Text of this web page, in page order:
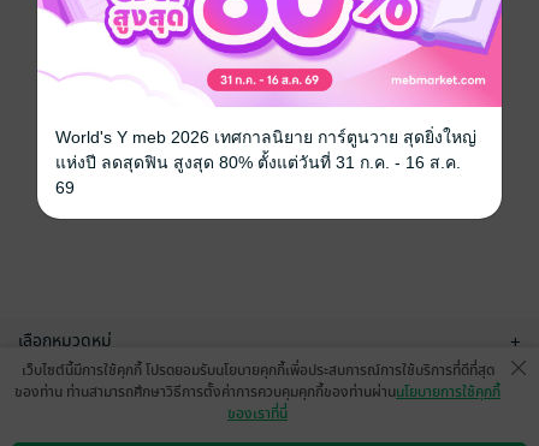
เลือกหมวดหมู่ +
บริการช่วยเหลือ
เว็บไซต์นี้มีการใช้คุกกี้ โปรดยอมรับนโยบายคุกกี้เพื่อประสบการณ์การใช้บริการที่ดีที่สุด
ของท่าน ท่านสามารถศึกษาวิธีการตั้งค่าการควบคุมคุกกี้ของท่านผ่านนโยบายการใช้คุกกี้
ของเราที่นี่
World's Y meb 2026 เทศกาลนิยาย การ์ตูนวาย สุดยิ่งใหญ่
แห่งปี ลดสุดฟิน สูงสุด 80% ตั้งแต่วันที่ 31 ก.ค. - 16 ส.ค.
69